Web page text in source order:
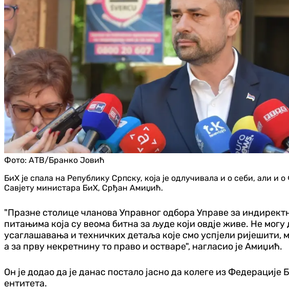
Фото: АТВ/Бранко Јовић
БиХ је спала на Републику Српску, која је одлучивала и о себи, али
Савјету министара БиХ, Срђан Амиџић.
"Празне столице чланова Управног одбора Управе за
питањима која су веома битна за људе који овдје живе. Не
усаглашавања и техничких детаља које смо успјели
а за прву некретнину то право и остваре", нагласио је Амиџић.
Он је додао да је данас постало јасно да колеге из
ентитета.